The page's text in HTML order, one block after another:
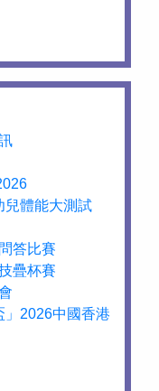
兒體能大測試
答比賽
疊杯賽
」2026中國香港